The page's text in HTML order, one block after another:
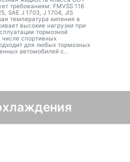
требованиям: FMVSS 116
SAE J 1703, J 1704, JIS
температура кипения в
высокие нагрузки при
тормозной
спортивных
для любых тормозных
автомобилей с..